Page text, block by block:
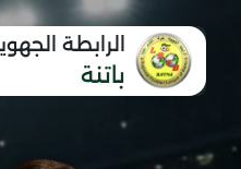
الرابطة
باتنة